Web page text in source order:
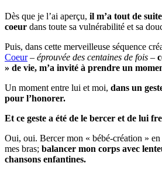
Dès que je l’ai aperçu, il m’a tout de
coeur dans toute sa vulnérabilité et sa
Puis, dans cette merveilleuse séquence
Coeur– éprouvée des centaines de fois –
» de vie, m’a invité à prendre un
Un moment entre lui et moi, dans un
pour l’honorer.
Et ce geste a été de le bercer et de lui
Oui, oui. Bercer mon « bébé-création »
mes bras; balancer mon corps avec
chansons enfantines.